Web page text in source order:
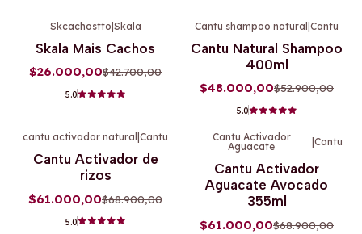
Skcachostto|Skala
Skala Mais Cachos
$26.000,00$42.700,00
5.0
Cantu shampoo natural|Cantu
Cantu Natural Shampoo
400ml
$48.000,00$52.900,00
5.0
cantu activador natural Cantu
Cantu Activador de
rizos
$61.000,00$68.900,00
5.0
-11%OFF
Cantu Activador
Aguacate
Cantu
Cantu Activador
Aguacate Avocado
355ml
$61.000,00$68.900,00